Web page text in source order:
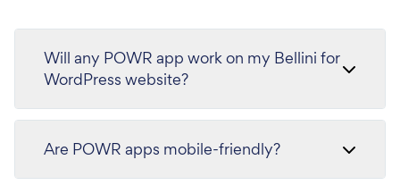
Will any POWR app work on my Bellini for
WordPress website?
Are POWR apps mobile-friendly?